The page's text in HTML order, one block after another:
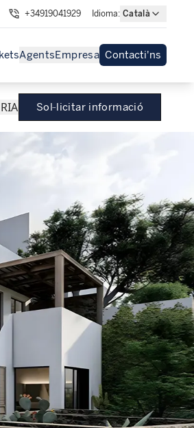
+34919041929 Idioma: Català
AgentsEmpresa Contacti'ns
Sol·licitar informació